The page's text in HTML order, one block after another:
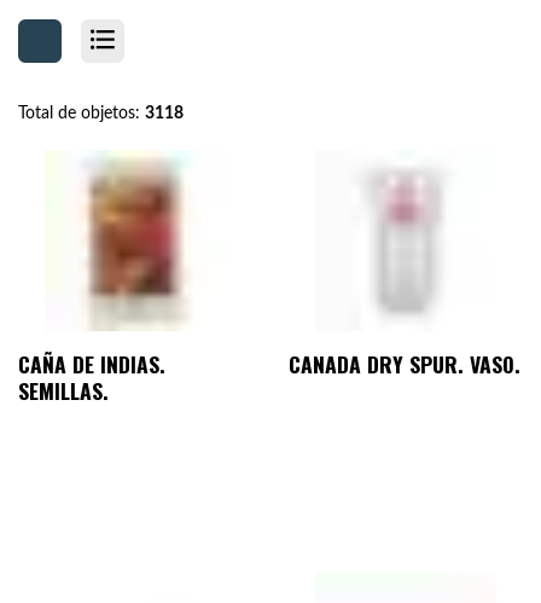
Total de objetos: 3118
CAÑA DE INDIAS.
SEMILLAS.
CANADA DRY SPUR. VASO.